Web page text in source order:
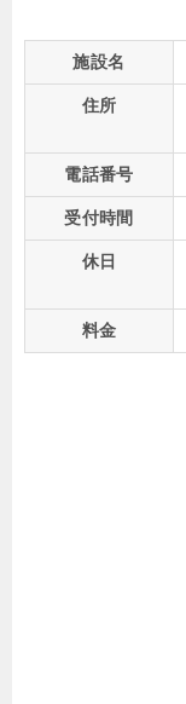
施設名
住所
電話番号
受付時間
休日
料金